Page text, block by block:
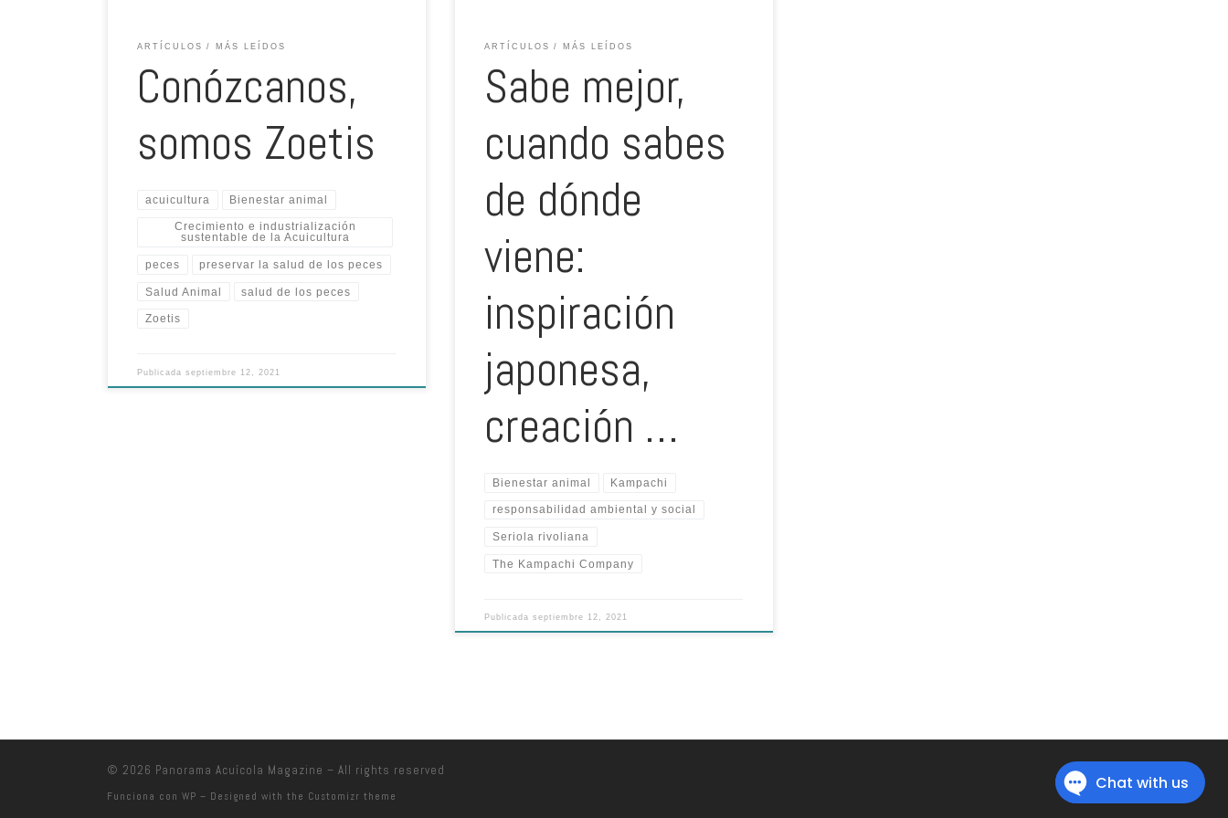
ARTÍCULOS MÁS LEÍDOS
Conózcanos,
somos Zoetis
acuicultura Bienestar animal
Crecimiento e industrialización
sustentable de la Acuicultura
peces preservar la salud de los peces
Salud Animal salud de los peces
Zoetis
Publicadaseptiembre 12, 2021
ARTÍCULOS MÁS LEÍDOS
Sabe mejor,
cuando sabes
de dónde
viene:
inspiración
japonesa,
creación …
Bienestar animal Kampachi
responsabilidad ambiental y social
Seriola rivoliana
The Kampachi Company
Publicadaseptiembre 12, 2021
© 2026 Panorama Acuícola Magazine – All rights reserved
Funciona con WP – Designed with the Customizr theme